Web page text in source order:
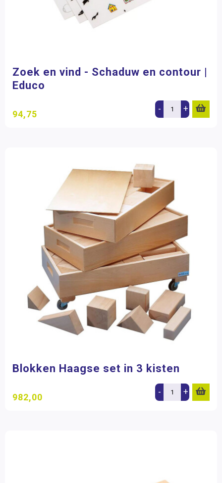
Zoek en vind - Schaduw en contour |
Educo
94,75 - +
Blokken Haagse set in 3 kisten
982,00 - +